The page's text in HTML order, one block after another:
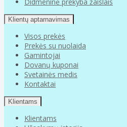
Klientų aptarnavimas
Visos prekės
Prekės su nuolaida
Gamintojai
Dovanų kuponai
Svetainės medis
Kontaktai
Klientams
Klientams